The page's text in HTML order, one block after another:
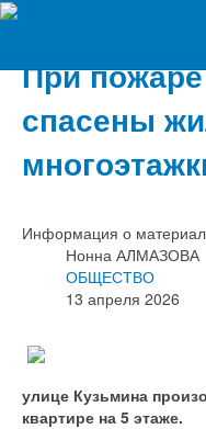
При
спасены
Информация о
Нонна АЛМАЗОВА
ОБЩЕСТВО
13 апреля 2026
улице Кузьмина
квартире на 5 этаже.